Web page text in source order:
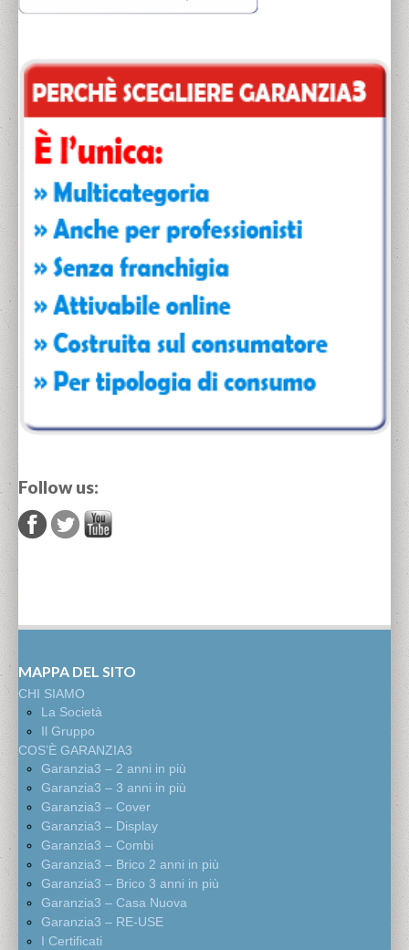
Follow us:
MAPPA DEL SITO
CHI SIAMO
La Società
Il Gruppo
COS’È GARANZIA3
Garanzia3 – 2 anni in più
Garanzia3 – 3 anni in più
Garanzia3 – Cover
Garanzia3 – Display
Garanzia3 – Combi
Garanzia3 – Brico 2 anni in più
Garanzia3 – Brico 3 anni in più
Garanzia3 – Casa Nuova
Garanzia3 – RE-USE
I Certificati